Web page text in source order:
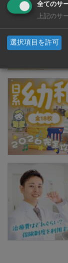
全てのサ
上記のサ
選択項目を許可